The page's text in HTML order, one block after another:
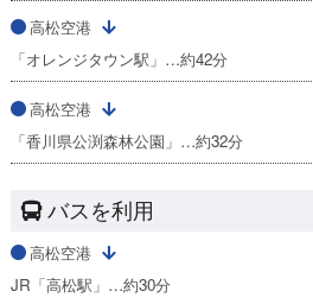
高松空港
「オレンジタウン駅」…約42分
高松空港
「香川県公渕森林公園」…約32分
バスを利用
高松空港
JR「高松駅」…約30分